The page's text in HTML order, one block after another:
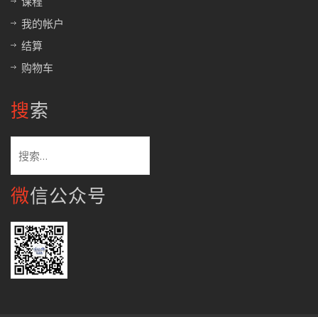
我的帐户
结算
购物车
搜索
索：
微信公众号